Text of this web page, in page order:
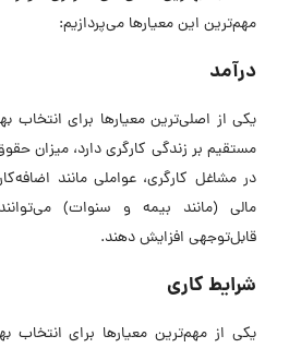
مهم‌ترین این معیارها می‌پردازیم:
درآمد
یکی از اصلی‌ترین معیارها برای انتخاب
مستقیم بر زندگی کارگری دارد، میزان
در مشاغل کارگری، عواملی مانند
مالی (مانند بیمه و سنوات)
قابل‌توجهی افزایش دهند.
شرایط کاری
یکی از مهم‌ترین معیارها برای انتخاب